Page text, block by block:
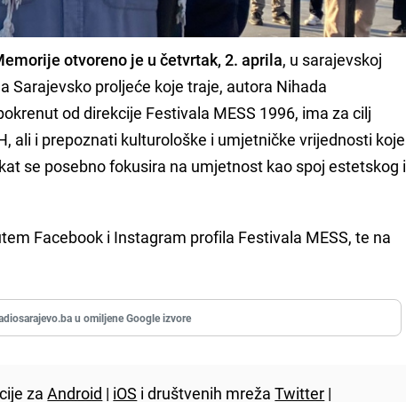
otvoreno je u četvrtak, 2. aprila, u sarajevskoj
proljeće koje traje, autora Nihada
od direkcije Festivala MESS 1996, ima za cilj
ali i prepoznati kulturološke i umjetničke vrijednosti koje
se posebno fokusira na umjetnost kao spoj estetskog i
Facebook i Instagram profila Festivala MESS, te na
u omiljene Google izvore
zaAndroid | iOS i društvenih mrežaTwitter |